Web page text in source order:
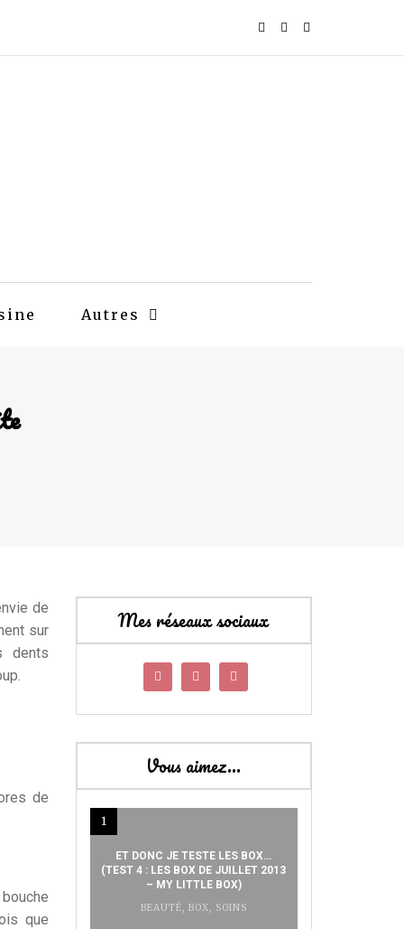
Autres
de
sur
dents
de
que
Mes réseaux sociaux
Vous aimez…
1
ET DONC JE TESTE LES BOX…
(TEST 4 : LES BOX DE JUILLET 2013
– MY LITTLE BOX)
BEAUTÉ, BOX, SOINS